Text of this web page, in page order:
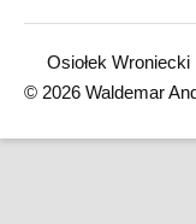
Osiołek
© 2026 Waldemar